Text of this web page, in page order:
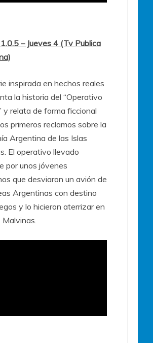
– Jueves 4 (Tv Publica
inspirada en hechos reales
la historia del “Operativo
y relata de forma ficcional
primeros reclamos sobre la
Argentina de las Islas
El operativo llevado
por unos jóvenes
que desviaron un avión de
Argentinas con destino
y lo hicieron aterrizar en
Malvinas.